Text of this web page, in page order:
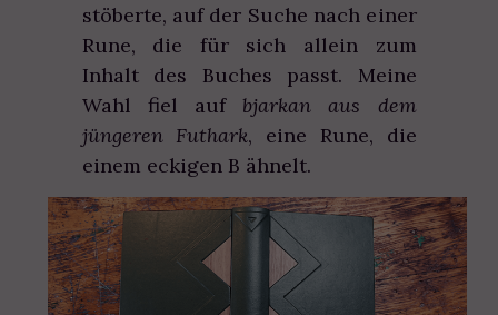
stöberte, auf der Suche nach einer
Rune, die für sich allein zum
Inhalt des Buches passt. Meine
Wahl fiel auf bjarkan aus dem
jüngeren Futhark, eine Rune, die
einem eckigen B ähnelt.